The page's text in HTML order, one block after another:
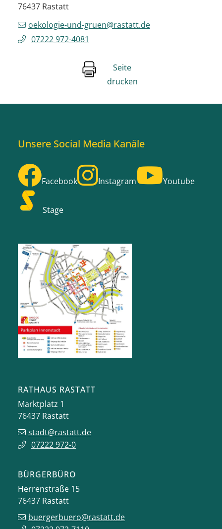
76437 Rastatt
oekologie-und-gruen@rastatt.de
07222 972-4081
Seite
drucken
Unsere Social Media Kanäle
Facebook Instagram Youtube
Stage
RATHAUS RASTATT
Marktplatz 1
76437 Rastatt
stadt@rastatt.de
07222 972-0
BÜRGERBÜRO
Herrenstraße 15
76437 Rastatt
buergerbuero@rastatt.de